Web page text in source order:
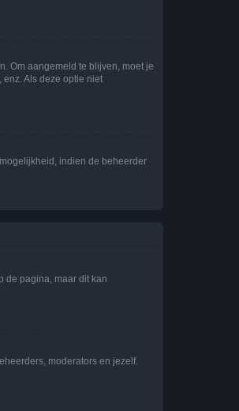
Om aangemeld te blijven, moet je
Als deze optie niet
indien de beheerder
de pagina, maar dit kan
moderators en jezelf.